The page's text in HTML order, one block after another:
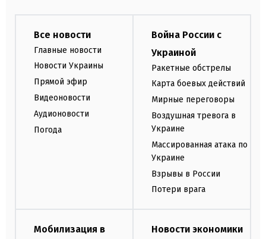
Все новости
Главные новости
Новости Украины
Прямой эфир
Видеоновости
Аудионовости
Погода
Война России с
Украиной
Ракетные обстрелы
Карта боевых действий
Мирные переговоры
Воздушная тревога в
Украине
Массированная атака по
Украине
Взрывы в России
Потери врага
Мобилизация в
Новости экономики